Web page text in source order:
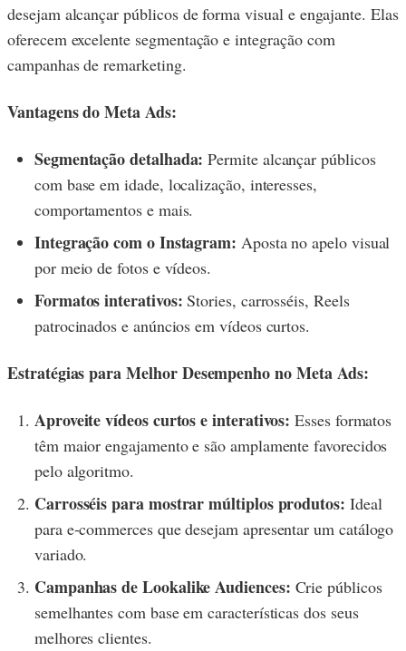
desejam alcançar públicos de forma visual e engajante. Elas
oferecem excelente segmentação e integração com
campanhas de remarketing.
Vantagens do Meta Ads:
Segmentação detalhada: Permite alcançar públicos
com base em idade, localização, interesses,
comportamentos e mais.
Integração com o Instagram: Aposta no apelo visual
por meio de fotos e vídeos.
Formatos interativos: Stories, carrosséis, Reels
patrocinados e anúncios em vídeos curtos.
Estratégias para Melhor Desempenho no Meta Ads:
Aproveite vídeos curtos e interativos: Esses formatos
têm maior engajamento e são amplamente favorecidos
pelo algoritmo.
Carrosséis para mostrar múltiplos produtos: Ideal
para e-commerces que desejam apresentar um catálogo
variado.
Campanhas de Lookalike Audiences: Crie públicos
semelhantes com base em características dos seus
melhores clientes.